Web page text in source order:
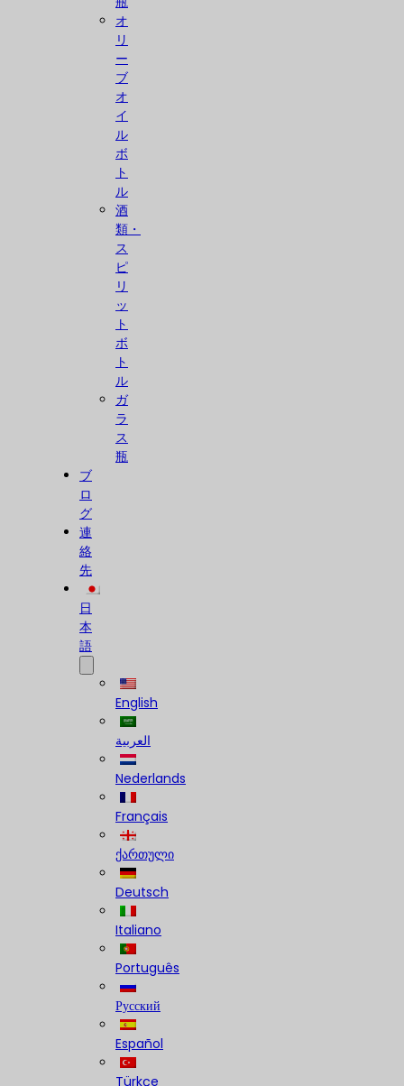
オ
リ
ー
ブ
オ
イ
ル
ボ
ト
ル
酒
類・
ス
ピ
リ
ッ
ト
ボ
ト
ル
ガ
ラ
ス
瓶
ブ
ロ
グ
連
絡
先
日
本
語
English
العربية
Nederlands
Français
ქართული
Deutsch
Italiano
Português
Русский
Español
Türkçe